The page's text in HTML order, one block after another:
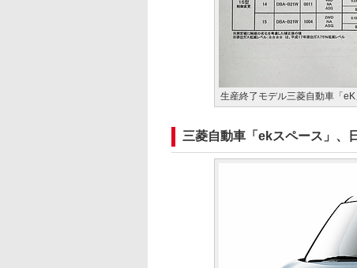
生産終了モデル三菱自動車「
三菱自動車「ekスペース」、